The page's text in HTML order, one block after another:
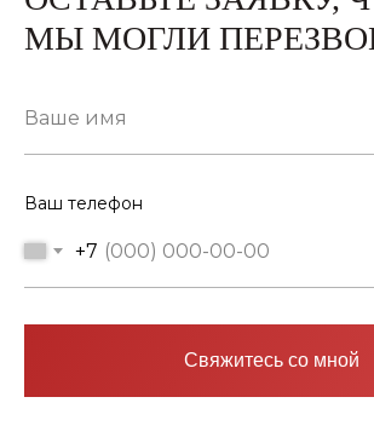
МЫ МОГЛИ
Ваш телефон
+7
Свяжитесь со мной